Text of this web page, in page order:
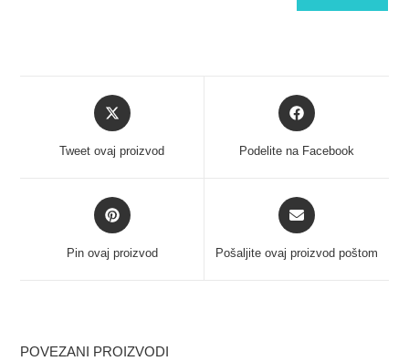
Tweet ovaj proizvod Podelite na Facebook
Pin ovaj proizvod Pošaljite ovaj proizvod poštom
POVEZANI PROIZVODI